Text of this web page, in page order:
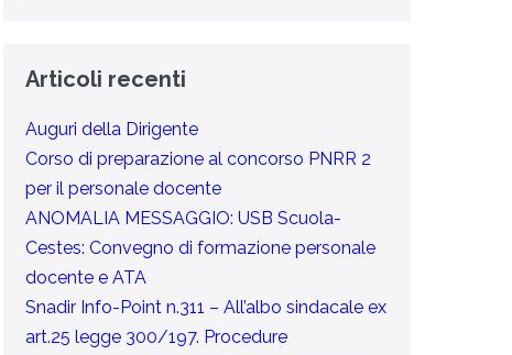
Articoli recenti
Auguri della Dirigente
Corso di preparazione al concorso PNRR 2
per il personale docente
ANOMALIA MESSAGGIO: USB Scuola-
Cestes: Convegno di formazione personale
docente e ATA
Snadir Info-Point n.311 – All’albo sindacale ex
art.25 legge 300/197. Procedure